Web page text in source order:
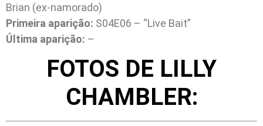
Brian (ex-namorado)
Primeira aparição: S04E06 – “Live Bait”
Última aparição: –
FOTOS DE LILLY
CHAMBLER: